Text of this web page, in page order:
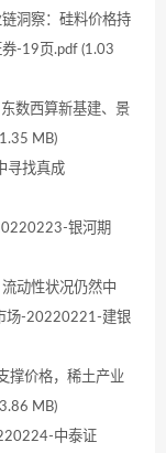
洞察：硅料价格持
-19页.pdf (1.03
数西算新基建、景
MB)
寻找真成
银河期
动性状况仍然中
场-20220221-建银
撑价格，稀土产业
MB)
中泰证